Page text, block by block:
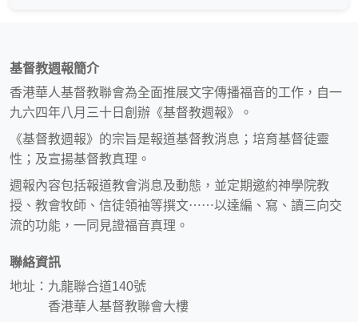
基督教週報簡介
香港華人基督教聯會為全面推展文字傳播福音的工作，自一
九六四年八月三十日創辦《基督教週報》。
《基督教週報》的宗旨是報道基督教消息；培育基督徒靈
性；及宣揚基督教真理。
週報內容包括報道教會消息及動態，並定期邀約神學院教
授、教會牧師、信徒領袖等撰文⋯⋯以達編、寫、讀三向交
流的功能，一同見證福音真理。
聯絡資訊
地址：九龍聯合道140號
香港華人基督教聯會大樓